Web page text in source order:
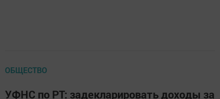
ОБЩЕСТВО
УФНС по РТ: задекларировать доходы за